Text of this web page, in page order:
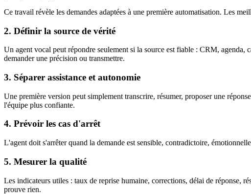
Ce travail révèle les demandes adaptées à une première automatisation. Les
2. Définir la source de vérité
Un agent vocal peut répondre seulement si la source est fiable : CRM, agenda,
demander une précision ou transmettre.
3. Séparer assistance et autonomie
Une première version peut simplement transcrire, résumer, proposer une
l'équipe plus confiante.
4. Prévoir les cas d'arrêt
L'agent doit s'arrêter quand la demande est sensible, contradictoire,
5. Mesurer la qualité
Les indicateurs utiles : taux de reprise humaine, corrections, délai de réponse,
prouve rien.